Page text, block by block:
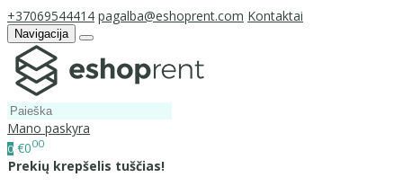
+37069544414 pagalba@eshoprent.com Kontaktai
Navigacija
Mano paskyra
0 €000
Prekių krepšelis tuščias!